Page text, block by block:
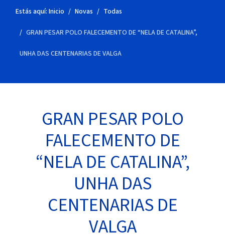
Estás aquí: Inicio Novas Todas
GRAN PESAR POLO FALECEMENTO DE “NELA DE CATALINA”,
UNHA DAS CENTENARIAS DE VALGA
GRAN PESAR POLO
FALECEMENTO DE
“NELA DE CATALINA”,
UNHA DAS
CENTENARIAS DE
VALGA